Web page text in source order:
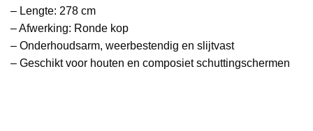
– Lengte: 278 cm
– Afwerking: Ronde kop
– Onderhoudsarm, weerbestendig en slijtvast
– Geschikt voor houten en composiet schuttingschermen